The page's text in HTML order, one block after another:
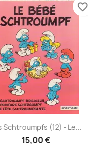
Schtroumpfs (12) - Le...
15,00 €
favorite_border